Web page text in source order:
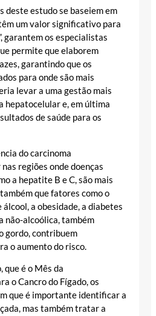
deste estudo se baseiem em
um valor significativo para
garantem os especialistas
permite que elaborem
garantindo que os
para onde são mais
levar a uma gestão mais
hepatocelular e, em última
de saúde para os
do carcinoma
regiões onde doenças
a hepatite B e C, são mais
que fatores como o
a obesidade, a diabetes
não-alcoólica, também
gordo, contribuem
o aumento do risco.
que é o Mês da
o Cancro do Fígado, os
que é importante identificar a
mas também tratar a